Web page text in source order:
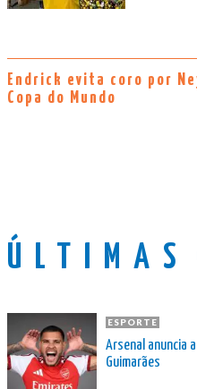
Endrick evita coro por
Copa do Mundo
ÚLTIMAS
ESPORTE
Arsenal anuncia
Guimarães